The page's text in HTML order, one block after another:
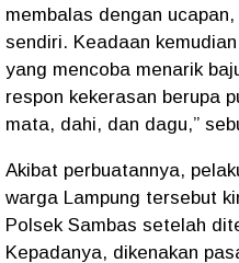
membalas dengan
sendiri. Keadaan
yang mencoba menarik
respon kekerasan berupa
mata, dahi, dan dagu,”
Akibat perbuatannya,
warga Lampung tersebut
Polsek Sambas setelah
Kepadanya, dikenakan